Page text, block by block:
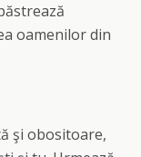
oamenilor din
şi obositoare,